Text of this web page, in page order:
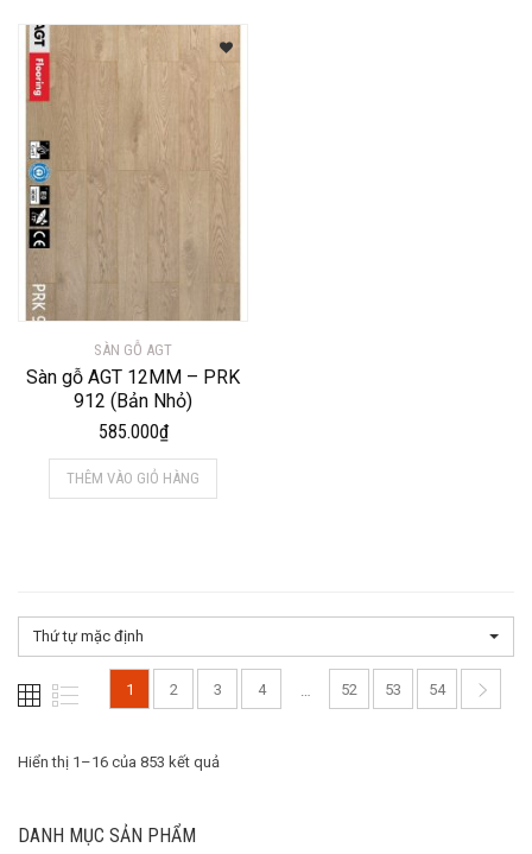
SÀN GỖ AGT
Sàn gỗ AGT 12MM – PRK
912 (Bản Nhỏ)
585.000₫
THÊM VÀO GIỎ HÀNG
Thứ tự mặc định
1 2 3 4 … 52 53 54
Hiển thị 1–16 của 853 kết quả
DANH MỤC SẢN PHẨM